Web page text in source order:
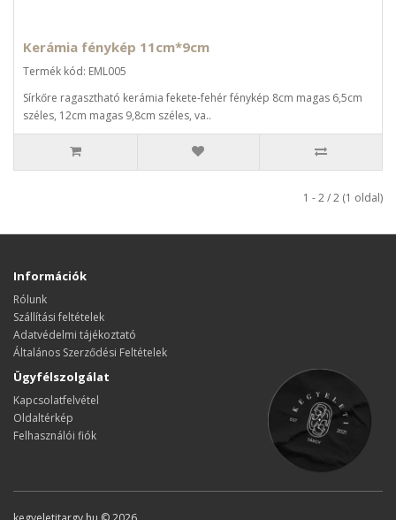
Kerámia fénykép 11cm*9cm
Termék kód: EML005
Sírkőre ragasztható kerámia fekete-fehér fénykép 8cm magas 6,5cm
széles, 12cm magas 9,8cm széles, va..
1 - 2 / 2 (1 oldal)
Információk
Rólunk
Szállítási feltételek
Adatvédelmi tájékoztató
Általános Szerződési Feltételek
Ügyfélszolgálat
Kapcsolatfelvétel
Oldaltérkép
Felhasználói fiók